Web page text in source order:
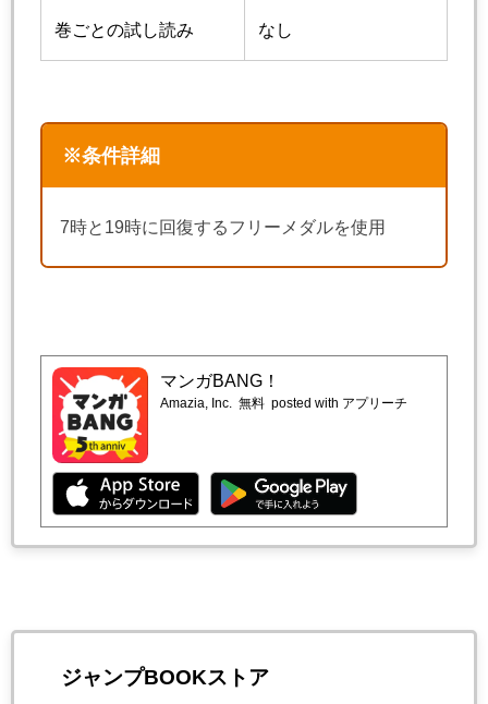
巻ごとの試し読み なし
※条件詳細
7時と19時に回復するフリーメダルを使用
マンガBANG！
Amazia, Inc. 無料 posted with アプリーチ
ジャンプBOOKストア